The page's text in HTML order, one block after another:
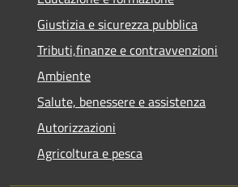
Giustizia e sicurezza pubblica
Tributi,finanze e contravvenzioni
Ambiente
Salute, benessere e assistenza
Autorizzazioni
Agricoltura e pesca